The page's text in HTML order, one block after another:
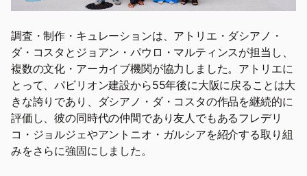
調査・制作・キュレーションは、アトリエ・ダシアノ・
ダ・コスタとジョアン・パウロ・マルティンスが担当し、
複数の文化・アーカイブ機関が協力しました。アトリエに
とって、パビリオン建設から55年後に大阪に戻ることは大
きな誇りであり、ダシアノ・ダ・コスタの作品を継続的に
評価し、彼の同時代の仲間であり友人でもあるフレデリ
コ・ジョルジェやアントニオ・ガルシアを紹介する取り組
みをさらに強固にしました。